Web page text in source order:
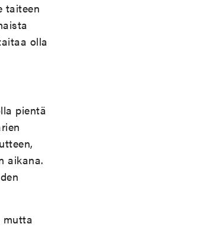
taiteen
olla
pientä
aikana.
mutta